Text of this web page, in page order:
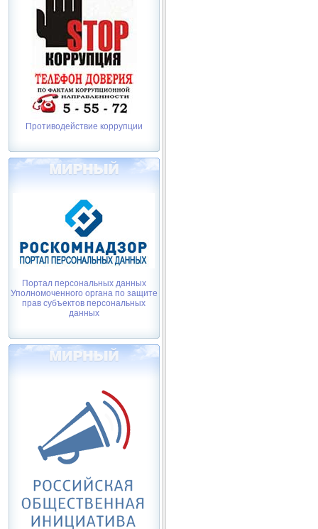
Противодействие коррупции
Портал персональных данных
Уполномоченного органа по защите
прав субъектов персональных
данных